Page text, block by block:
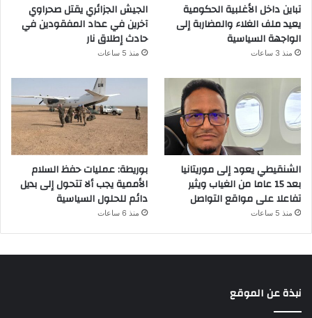
تباين داخل الأغلبية الحكومية
يعيد ملف الغلاء والمضاربة إلى
الواجهة السياسية
منذ 3 ساعات
الجيش الجزائري يقتل صحراوي
آخرين في عداد المفقودين في
حادث إطلاق نار
منذ 5 ساعات
الشنقيطي يعود إلى موريتانيا
بعد 15 عاما من الغياب ويثير
تفاعلا على مواقع التواصل
منذ 5 ساعات
بوريطة: عمليات حفظ السلام
الأممية يجب ألا تتحول إلى بديل
دائم للحلول السياسية
منذ 6 ساعات
نبذة عن الموقع